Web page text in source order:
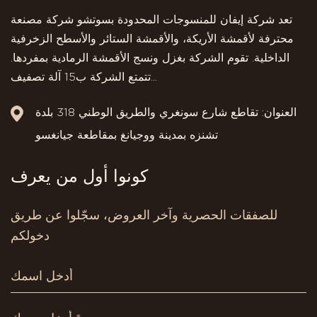
تعد شركة إيفان للمنسوجات المحدودة بسوتشو شركة مصنعة
محترفة لأقمشة الأريكة، والأقمشة الستائر والأسطح الزخرفية
الداخلية. تقوم الشركة بغزل ونسج الأقمشة الرمادية بمفردها.
العنوان: تقاطع شارع سونغري والطريق الوطني 318 بلدة
تشنزه بمدينة ووجيانغ بمقاطعة جيانغسو
كونوا أول من يعرف
للصفقات الحصرية وآخر العروض، سجّلوا عن طريق
دخولكم